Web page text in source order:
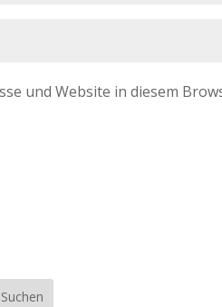
und Website in diesem
Suchen